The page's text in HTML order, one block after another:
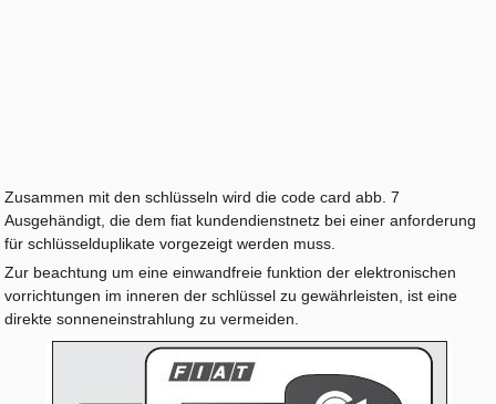
Zusammen mit den schlüsseln wird die code card abb. 7
Ausgehändigt, die dem fiat kundendienstnetz bei einer anforderung
für schlüsselduplikate vorgezeigt werden muss.
Zur beachtung um eine einwandfreie funktion der elektronischen
vorrichtungen im inneren der schlüssel zu gewährleisten, ist eine
direkte sonneneinstrahlung zu vermeiden.